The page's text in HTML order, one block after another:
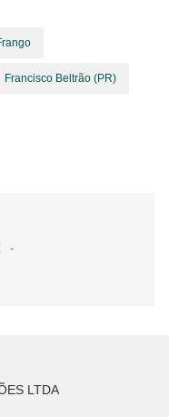
Francisco Beltrão (PR)
LTDA